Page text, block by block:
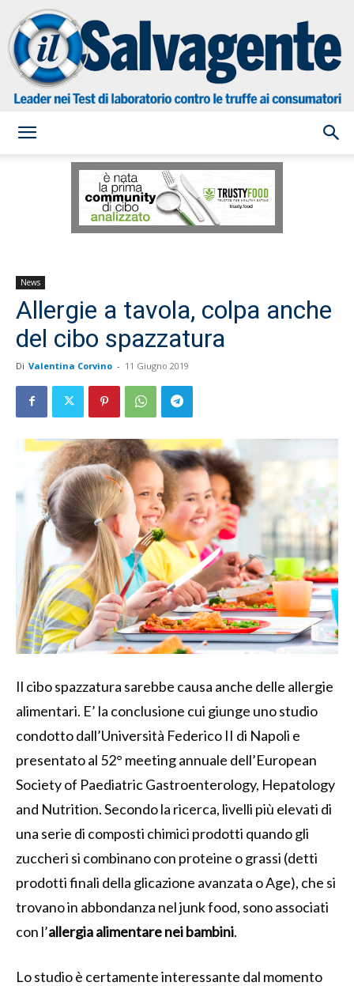
Salvagente
News
Allergie a tavola, colpa anche
del cibo spazzatura
Di Valentina Corvino - 11 Giugno 2019
Il cibo spazzatura sarebbe causa anche delle allergie
alimentari. E’ la conclusione cui giunge uno studio
condotto dall’Università Federico II di Napoli e
presentato al 52° meeting annuale dell’European
Society of Paediatric Gastroenterology, Hepatology
and Nutrition. Secondo la ricerca, livelli più elevati di
una serie di composti chimici prodotti quando gli
zuccheri si combinano con proteine o grassi (detti
prodotti finali della glicazione avanzata o Age), che si
trovano in abbondanza nel junk food, sono associati
con l’allergia alimentare nei bambini.
Lo studio è certamente interessante dal momento